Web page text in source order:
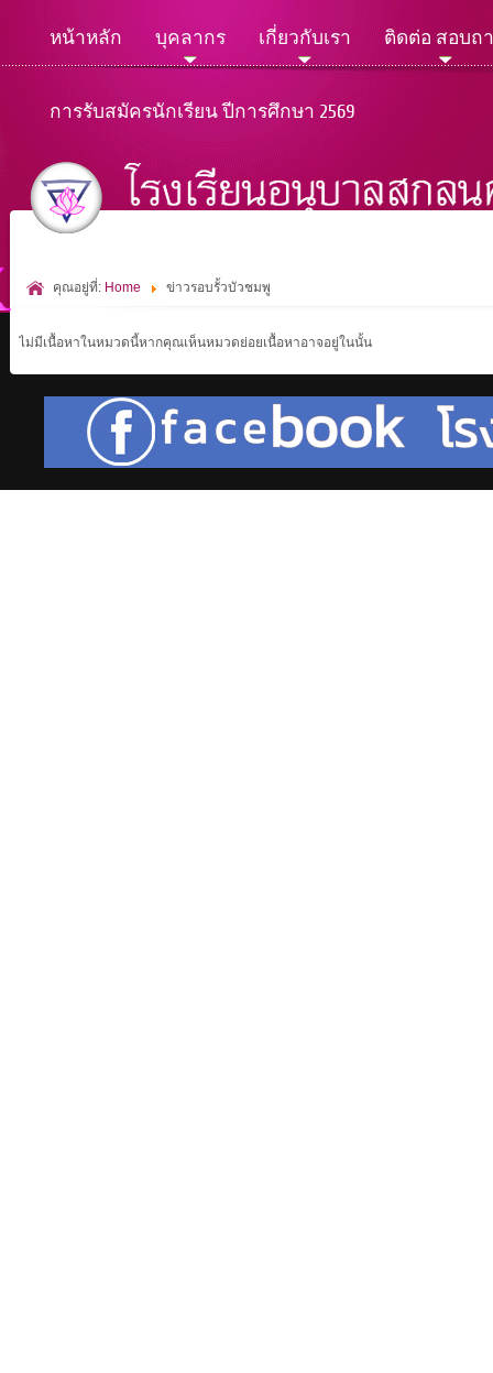
หน้าหลัก บุคลากร เกี่ยวกับเรา ติดต่อ สอบถ
การรับสมัครนักเรียน ปีการศึกษา 2569
คุณอยู่ที่: Home ข่าวรอบรั้วบัวชมพู
ไม่มีเนื้อหาในหมวดนี้หากคุณเห็นหมวดย่อยเนื้อหาอาจอยู่ในนั้น